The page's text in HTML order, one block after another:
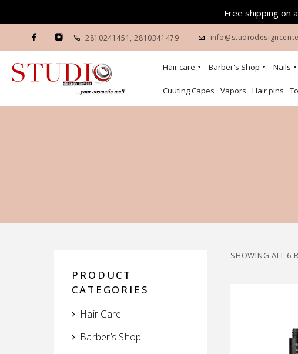
Free shipping on
2810241451 , 2810341479
Hair care Barber's Shop Nails
Cuuting Capes Vapors Hair pins
PRODUCT
CATEGORIES
Hair Care
Barber’s Shop
SHOWING ALL 6